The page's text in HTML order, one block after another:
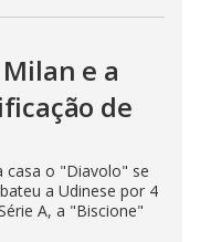
e a
de
casa o "Diavolo" se
a Udinese por 4
A, a "Biscione"